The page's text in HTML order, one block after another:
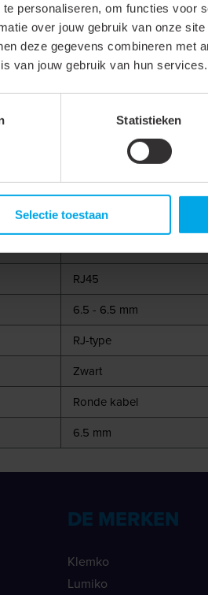
personaliseren, om functies voor
over jouw gebruik van onze
deze gegevens combineren met
van jouw gebruik van hun services.
Statistieken
Selectie toestaan
Neem gerust contact met ons op via
+31 88 002 33 00of per e-mail via
Connectoren
RJ45
6.5 - 6.5 mm
RJ-type
Zwart
Ronde kabel
6.5 mm
DE MERKEN
Klemko
Lumiko